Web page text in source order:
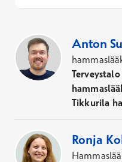
Anton
Tikkurila
Ronja